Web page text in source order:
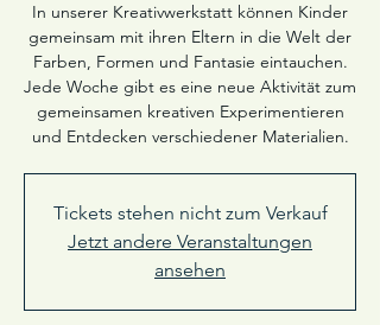
In unserer Kreativwerkstatt können Kinder
gemeinsam mit ihren Eltern in die Welt der
Farben, Formen und Fantasie eintauchen.
Jede Woche gibt es eine neue Aktivität zum
gemeinsamen kreativen Experimentieren
und Entdecken verschiedener Materialien.
Tickets stehen nicht zum Verkauf
Jetzt andere Veranstaltungen
ansehen